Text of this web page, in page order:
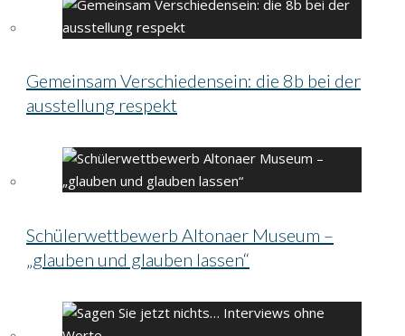
Gemeinsam Verschiedensein: die 8b bei der
ausstellung respekt
Schülerwettbewerb Altonaer Museum –
„glauben und glauben lassen“